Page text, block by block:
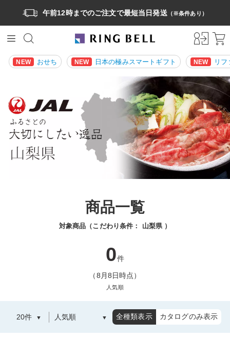
午前12時までのご注文で最短当日発送（※条件あり）
NEW おせち NEW 日本の極みスマートギフト NEW リ
商品一覧
対象商品（こだわり条件： 山梨県 ）
0件
（8月8日時点）
人気順
全種類表示 カタログのみ表示